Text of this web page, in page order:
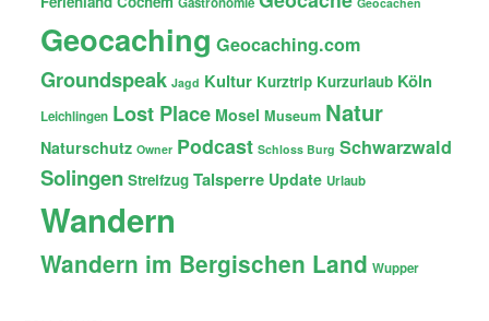
Geocaching Geocaching.com
Groundspeak Jagd Kultur Kurztrip Kurzurlaub Köln
Leichlingen Lost Place Mosel Museum Natur
Naturschutz Owner Podcast Schloss Burg Schwarzwald
Solingen Streifzug Talsperre Update Urlaub
Wandern
Wandern im Bergischen Land Wupper